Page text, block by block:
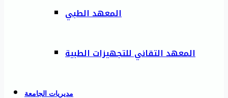
المعهد الطبي
المعهد التقاني للتجهيزات الطبية
مديريات الجامعة